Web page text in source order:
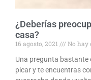
¿Deberías
casa?
16 agosto, 2021
No hay
Una pregunta bastante
picar y te encuentras